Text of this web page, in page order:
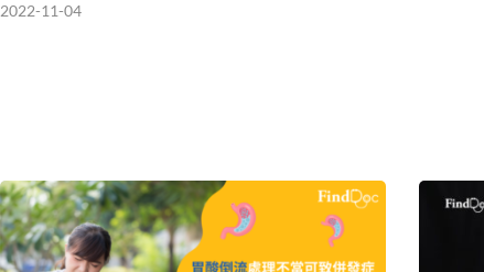
2022-11-04